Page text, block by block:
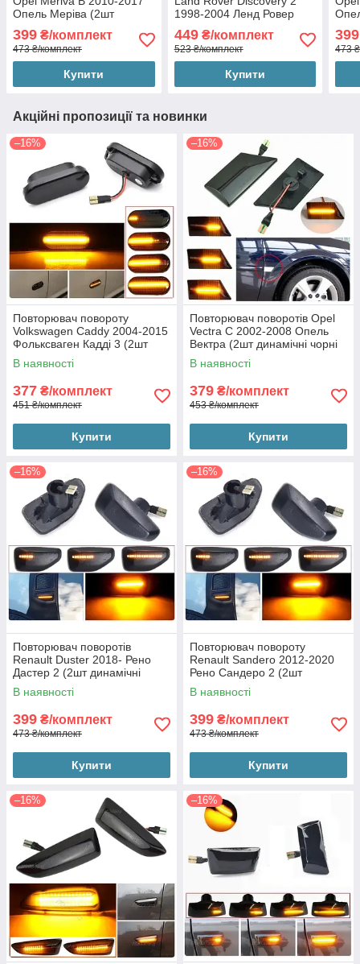
Опель Меріва (2шт
399 ₴/комплект
473 ₴/комплект
Купити
1998-2004 Ленд Ровер
чорні ЛЕД)
449₴/комплект
523 ₴/комплект
Купити
399
473
Акційні пропозиції та новинки
–16%
Повторювач повороту
Volkswagen Caddy 2004-2015
Фольксваген Кадді 3 (2шт
динамічні чорні ЛЕД)
В наявності
377 ₴/комплект
451 ₴/комплект
Купити
–16%
Повторювач поворотів Opel
Vectra C 2002-2008 Опель
Вектра (2шт динамічні чорні
ЛЕД)
В наявності
379 ₴/комплект
453 ₴/комплект
Купити
–16%
Повторювач поворотів
Renault Duster 2018- Рено
Дастер 2 (2шт динамічні
чорні ЛЕД)
В наявності
399 ₴/комплект
473 ₴/комплект
Купити
–16%
Повторювач повороту
Renault Sandero 2012-2020
Рено Сандеро 2 (2шт
динамічні чорні ЛЕД)
В наявності
399 ₴/комплект
473 ₴/комплект
Купити
–16% –16%